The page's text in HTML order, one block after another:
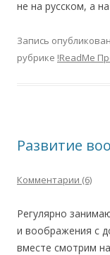
не на русском, а
Запись
рубрике !ReadMe
Развитие
Комментарии (6)
Регулярно
и воображения с
вместе смотрим